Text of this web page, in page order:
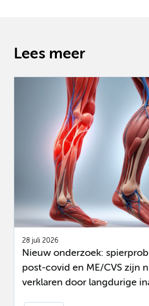
Lees meer
28 juli 2026
Nieuw onderzoek:
post-covid en ME/CVS zijn
verklaren door langdurige